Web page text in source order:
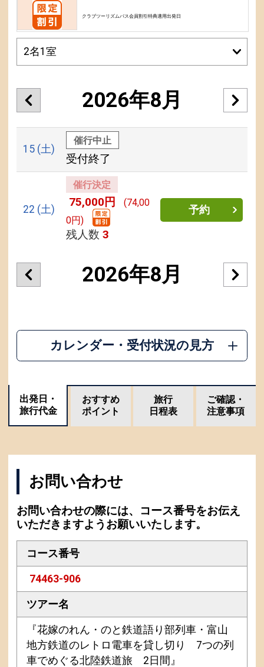
クラブツーリズムパス会員割引特典適用出発日
2026年8月
15 (土)
催行中止
受付終了
22 (土)
催行決定
75,000円
(74,00
0円)
残人数 3
予約
2026年8月
カレンダー・受付状況の見方
出発日・
旅行代金
おすすめ
ポイント
旅行
日程表
ご確認・
注意事項
お問い合わせ
お問い合わせの際には、コース番号をお伝え
いただきますようお願いいたします。
コース番号
74463-906
ツアー名
『花嫁のれん・のと鉄道語り部列車・富山
地方鉄道のレトロ電車を貸し切り 7つの列
車でめぐる北陸鉄道旅 2日間』